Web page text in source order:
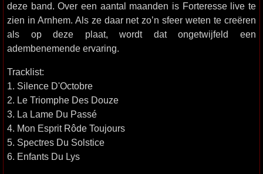
deze band. Over een aantal maanden is Forteresse live te
zien in Arnhem. Als ze daar net zo’n sfeer weten te creëren
als op deze plaat, wordt dat ongetwijfeld een
adembenemende ervaring.
Tracklist:
1. Silence D'Octobre
2. Le Triomphe Des Douze
3. La Lame Du Passé
4. Mon Esprit Rôde Toujours
5. Spectres Du Solstice
6. Enfants Du Lys